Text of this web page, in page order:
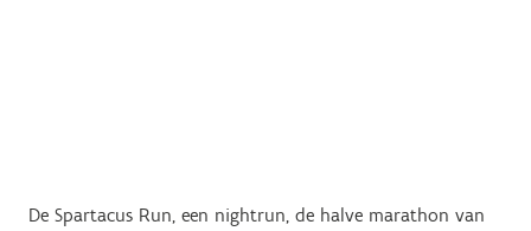
De Spartacus Run, een nightrun, de halve marathon van